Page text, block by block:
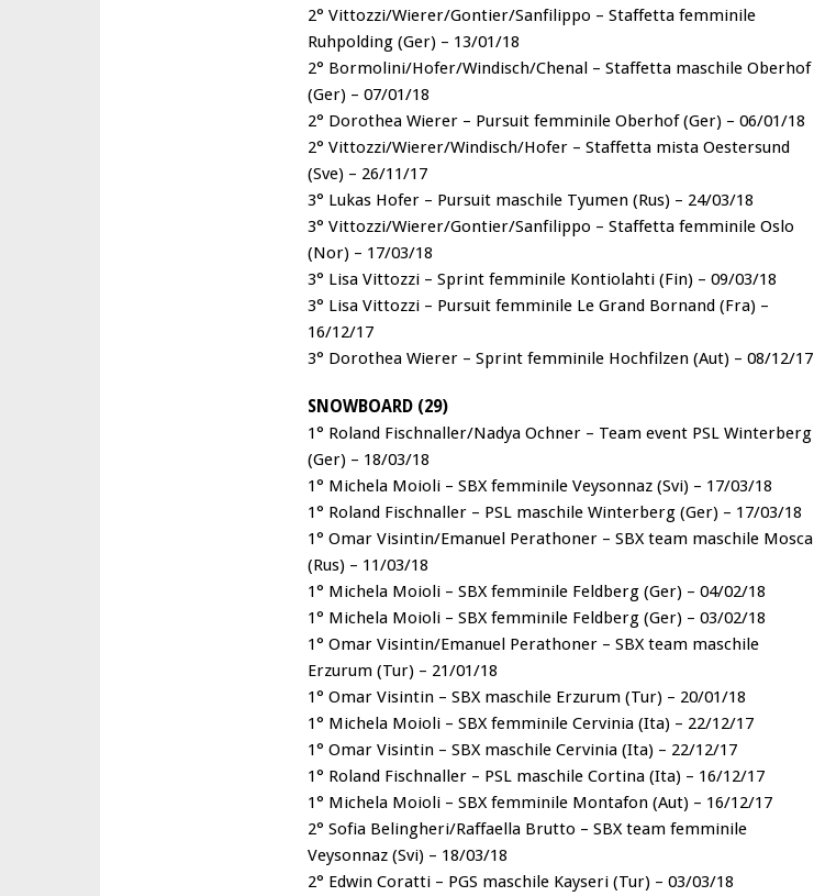
2° Vittozzi/Wierer/Gontier/Sanfilippo – Staffetta femminile
Ruhpolding (Ger) – 13/01/18
2° Bormolini/Hofer/Windisch/Chenal – Staffetta maschile Oberhof
(Ger) – 07/01/18
2° Dorothea Wierer – Pursuit femminile Oberhof (Ger) – 06/01/18
2° Vittozzi/Wierer/Windisch/Hofer – Staffetta mista Oestersund
(Sve) – 26/11/17
3° Lukas Hofer – Pursuit maschile Tyumen (Rus) – 24/03/18
3° Vittozzi/Wierer/Gontier/Sanfilippo – Staffetta femminile Oslo
(Nor) – 17/03/18
3° Lisa Vittozzi – Sprint femminile Kontiolahti (Fin) – 09/03/18
3° Lisa Vittozzi – Pursuit femminile Le Grand Bornand (Fra) –
16/12/17
3° Dorothea Wierer – Sprint femminile Hochfilzen (Aut) – 08/12/17
SNOWBOARD (29)
1° Roland Fischnaller/Nadya Ochner – Team event PSL Winterberg
(Ger) – 18/03/18
1° Michela Moioli – SBX femminile Veysonnaz (Svi) – 17/03/18
1° Roland Fischnaller – PSL maschile Winterberg (Ger) – 17/03/18
1° Omar Visintin/Emanuel Perathoner – SBX team maschile Mosca
(Rus) – 11/03/18
1° Michela Moioli – SBX femminile Feldberg (Ger) – 04/02/18
1° Michela Moioli – SBX femminile Feldberg (Ger) – 03/02/18
1° Omar Visintin/Emanuel Perathoner – SBX team maschile
Erzurum (Tur) – 21/01/18
1° Omar Visintin – SBX maschile Erzurum (Tur) – 20/01/18
1° Michela Moioli – SBX femminile Cervinia (Ita) – 22/12/17
1° Omar Visintin – SBX maschile Cervinia (Ita) – 22/12/17
1° Roland Fischnaller – PSL maschile Cortina (Ita) – 16/12/17
1° Michela Moioli – SBX femminile Montafon (Aut) – 16/12/17
2° Sofia Belingheri/Raffaella Brutto – SBX team femminile
Veysonnaz (Svi) – 18/03/18
2° Edwin Coratti – PGS maschile Kayseri (Tur) – 03/03/18